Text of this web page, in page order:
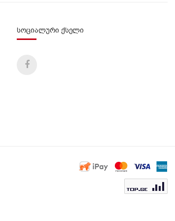
სოციალური ქსელი